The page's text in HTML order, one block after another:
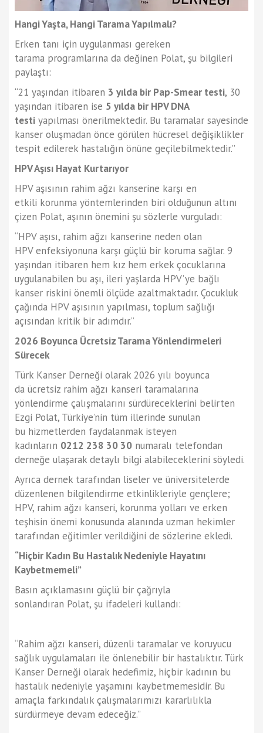
Hangi Yaşta, Hangi Tarama Yapılmalı?
Erken tanı için uygulanması gereken
tarama programlarına da değinen Polat, şu bilgileri
paylaştı:
“21 yaşından itibaren 3 yılda bir Pap-Smear testi, 30
yaşından itibaren ise 5 yılda bir HPV DNA
testi yapılması önerilmektedir. Bu taramalar sayesinde
kanser oluşmadan önce görülen hücresel değişiklikler
tespit edilerek hastalığın önüne geçilebilmektedir.”
HPV Aşısı Hayat Kurtarıyor
HPV aşısının rahim ağzı kanserine karşı en
etkili korunma yöntemlerinden biri olduğunun altını
çizen Polat, aşının önemini şu sözlerle vurguladı:
“HPV aşısı, rahim ağzı kanserine neden olan
HPV enfeksiyonuna karşı güçlü bir koruma sağlar. 9
yaşından itibaren hem kız hem erkek çocuklarına
uygulanabilen bu aşı, ileri yaşlarda HPV’ye bağlı
kanser riskini önemli ölçüde azaltmaktadır. Çocukluk
çağında HPV aşısının yapılması, toplum sağlığı
açısından kritik bir adımdır.”
2026 Boyunca Ücretsiz Tarama Yönlendirmeleri
Sürecek
Türk Kanser Derneği olarak 2026 yılı boyunca
da ücretsiz rahim ağzı kanseri taramalarına
yönlendirme çalışmalarını sürdüreceklerini belirten
Ezgi Polat, Türkiye’nin tüm illerinde sunulan
bu hizmetlerden faydalanmak isteyen
kadınların 0212 238 30 30 numaralı telefondan
derneğe ulaşarak detaylı bilgi alabileceklerini söyledi.
Ayrıca dernek tarafından liseler ve üniversitelerde
düzenlenen bilgilendirme etkinlikleriyle gençlere;
HPV, rahim ağzı kanseri, korunma yolları ve erken
teşhisin önemi konusunda alanında uzman hekimler
tarafından eğitimler verildiğini de sözlerine ekledi.
“Hiçbir Kadın Bu Hastalık Nedeniyle Hayatını
Kaybetmemeli”
Basın açıklamasını güçlü bir çağrıyla
sonlandıran Polat, şu ifadeleri kullandı:
“Rahim ağzı kanseri, düzenli taramalar ve koruyucu
sağlık uygulamaları ile önlenebilir bir hastalıktır. Türk
Kanser Derneği olarak hedefimiz, hiçbir kadının bu
hastalık nedeniyle yaşamını kaybetmemesidir. Bu
amaçla farkındalık çalışmalarımızı kararlılıkla
sürdürmeye devam edeceğiz.”